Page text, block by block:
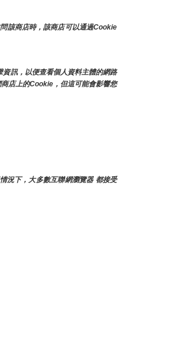
該商店時，該商店可以通過Cookie
訊，以便查看個人資料主體的網路
店上的Cookie，但這可能會影響您
況下，大多數互聯網瀏覽器 都接受